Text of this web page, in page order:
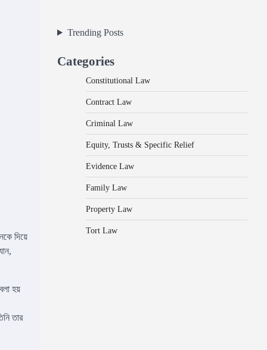
দিয়ে
হয়
তার
Trending Posts
Categories
Constitutional Law
Contract Law
Criminal Law
Equity, Trusts & Specific Relief
Evidence Law
Family Law
Property Law
Tort Law